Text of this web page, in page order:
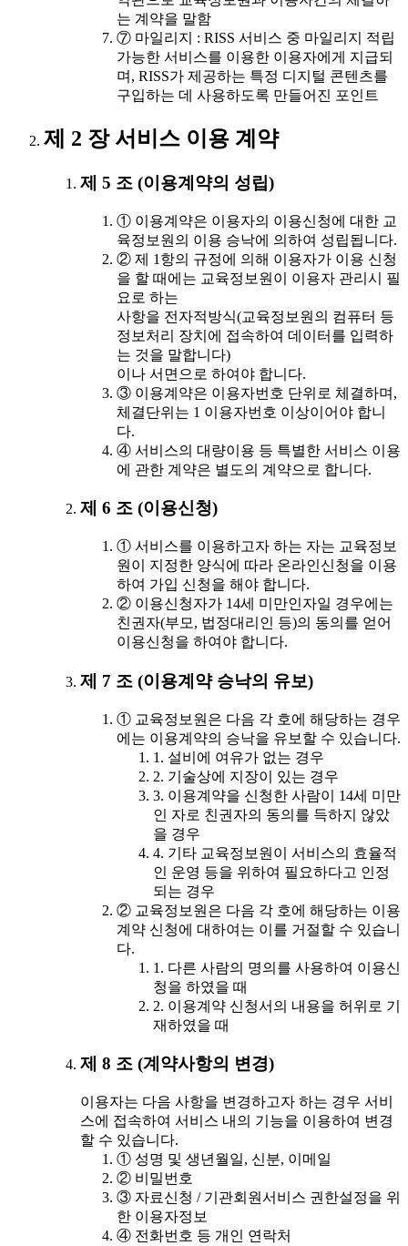
는 계약을 말함
⑦ 마일리지 : RISS 서비스 중 마일리지 적립
가능한 서비스를 이용한 이용자에게 지급되
며, RISS가 제공하는 특정 디지털 콘텐츠를
구입하는 데 사용하도록 만들어진 포인트
제 2 장 서비스 이용 계약
제 5 조 (이용계약의 성립)
① 이용계약은 이용자의 이용신청에 대한 교
육정보원의 이용 승낙에 의하여 성립됩니다.
② 제 1항의 규정에 의해 이용자가 이용 신청
을 할 때에는 교육정보원이 이용자 관리시 필
요로 하는
사항을 전자적방식(교육정보원의 컴퓨터 등
정보처리 장치에 접속하여 데이터를 입력하
는 것을 말합니다)
이나 서면으로 하여야 합니다.
③ 이용계약은 이용자번호 단위로 체결하며,
체결단위는 1 이용자번호 이상이어야 합니
다.
④ 서비스의 대량이용 등 특별한 서비스 이용
에 관한 계약은 별도의 계약으로 합니다.
제 6 조 (이용신청)
① 서비스를 이용하고자 하는 자는 교육정보
원이 지정한 양식에 따라 온라인신청을 이용
하여 가입 신청을 해야 합니다.
② 이용신청자가 14세 미만인자일 경우에는
친권자(부모, 법정대리인 등)의 동의를 얻어
이용신청을 하여야 합니다.
제 7 조 (이용계약 승낙의 유보)
① 교육정보원은 다음 각 호에 해당하는 경우
에는 이용계약의 승낙을 유보할 수 있습니다.
1. 설비에 여유가 없는 경우
2. 기술상에 지장이 있는 경우
3. 이용계약을 신청한 사람이 14세 미만
인 자로 친권자의 동의를 득하지 않았
을 경우
4. 기타 교육정보원이 서비스의 효율적
인 운영 등을 위하여 필요하다고 인정
되는 경우
② 교육정보원은 다음 각 호에 해당하는 이용
계약 신청에 대하여는 이를 거절할 수 있습니
다.
1. 다른 사람의 명의를 사용하여 이용신
청을 하였을 때
2. 이용계약 신청서의 내용을 허위로 기
재하였을 때
제 8 조 (계약사항의 변경)
이용자는 다음 사항을 변경하고자 하는 경우 서비
스에 접속하여 서비스 내의 기능을 이용하여 변경
할 수 있습니다.
① 성명 및 생년월일, 신분, 이메일
② 비밀번호
③ 자료신청 / 기관회원서비스 권한설정을 위
한 이용자정보
④ 전화번호 등 개인 연락처